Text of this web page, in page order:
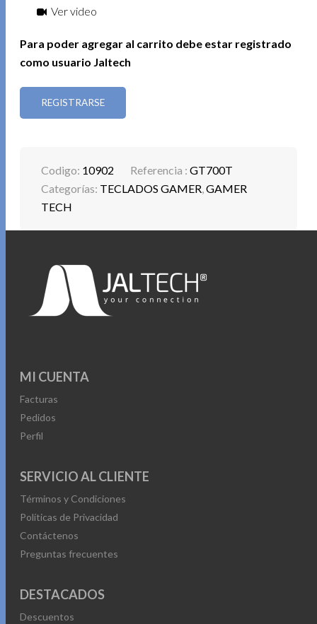
Ver video
Para poder agregar al carrito debe estar registrado
como usuario Jaltech
REGISTRARSE
Codigo: 10902 Referencia :GT700T
Categorías: TECLADOS GAMER,GAMER
TECH
MI CUENTA
Facturas
Pedidos
Perfil
SERVICIO AL CLIENTE
Términos y Condiciones
Políticas de Privacidad
Contáctenos
Preguntas frecuentes
DESTACADOS
Descuentos